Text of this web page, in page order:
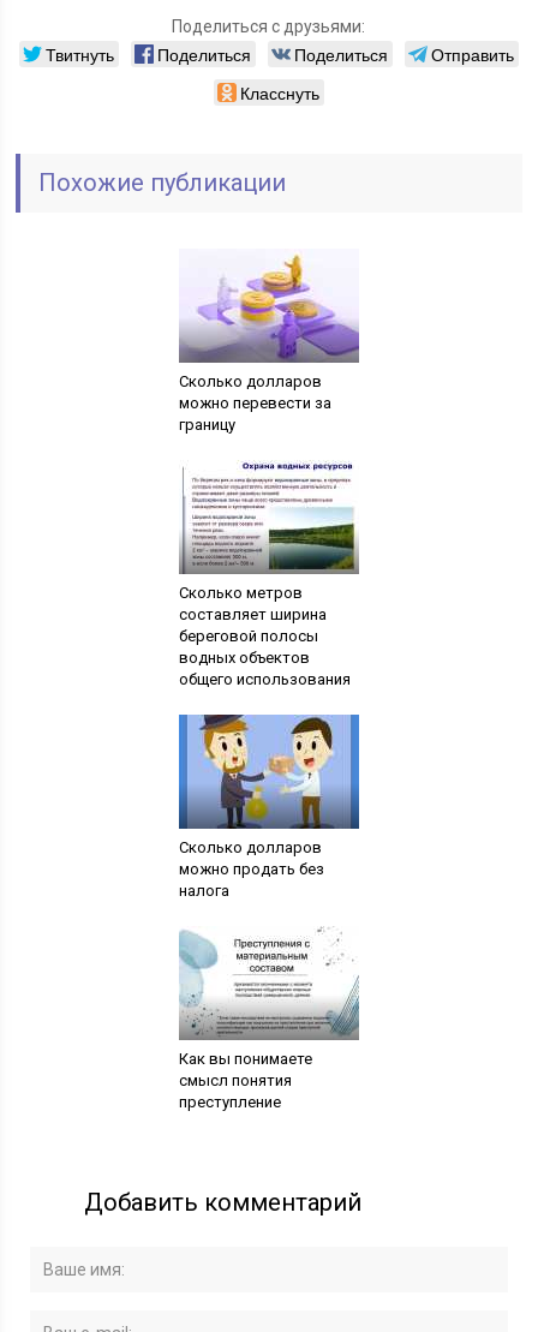
Поделиться с друзьями:
Твитнуть Поделиться Поделиться
Отправить
Класснуть
Похожие публикации
Сколько долларов
можно перевести за
границу
Сколько метров
составляет ширина
береговой полосы
водных объектов
общего использования
Сколько долларов
можно продать без
налога
Как вы понимаете
смысл понятия
преступление
Добавить комментарий